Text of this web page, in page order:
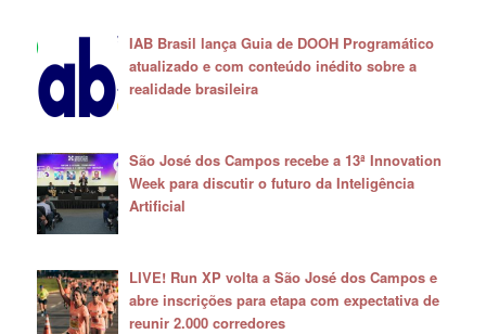
IAB Brasil lança Guia de DOOH Programático
atualizado e com conteúdo inédito sobre a
realidade brasileira
São José dos Campos recebe a 13ª Innovation
Week para discutir o futuro da Inteligência
Artificial
LIVE! Run XP volta a São José dos Campos e
abre inscrições para etapa com expectativa de
reunir 2.000 corredores